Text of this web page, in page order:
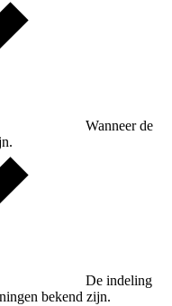
Wanneer de
De indeling
bekend zijn.